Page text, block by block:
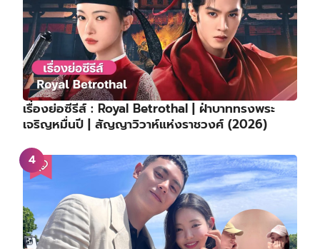
เรื่องย่อซีรีส์ : Royal Betrothal | ฝ่าบาททรงพระ
เจริญหมื่นปี | สัญญาวิวาห์แห่งราชวงศ์ (2026)